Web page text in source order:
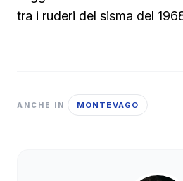
tra i ruderi del sisma del
ANCHE IN MONTEVAGO